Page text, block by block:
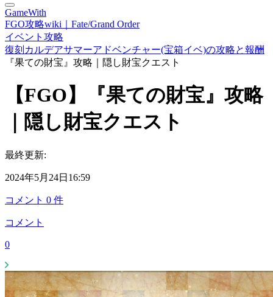
GameWith
FGO攻略wiki｜Fate/Grand Order
イベント攻略
復刻カルデアサマーアドベンチャー(宝箱イベ)の攻略と報酬
『果ての財宝』攻略｜隠し財宝クエスト
【FGO】『果ての財宝』攻略
｜隠し財宝クエスト
最終更新:
2024年5月24日16:59
コメント 0 件
コメント
0